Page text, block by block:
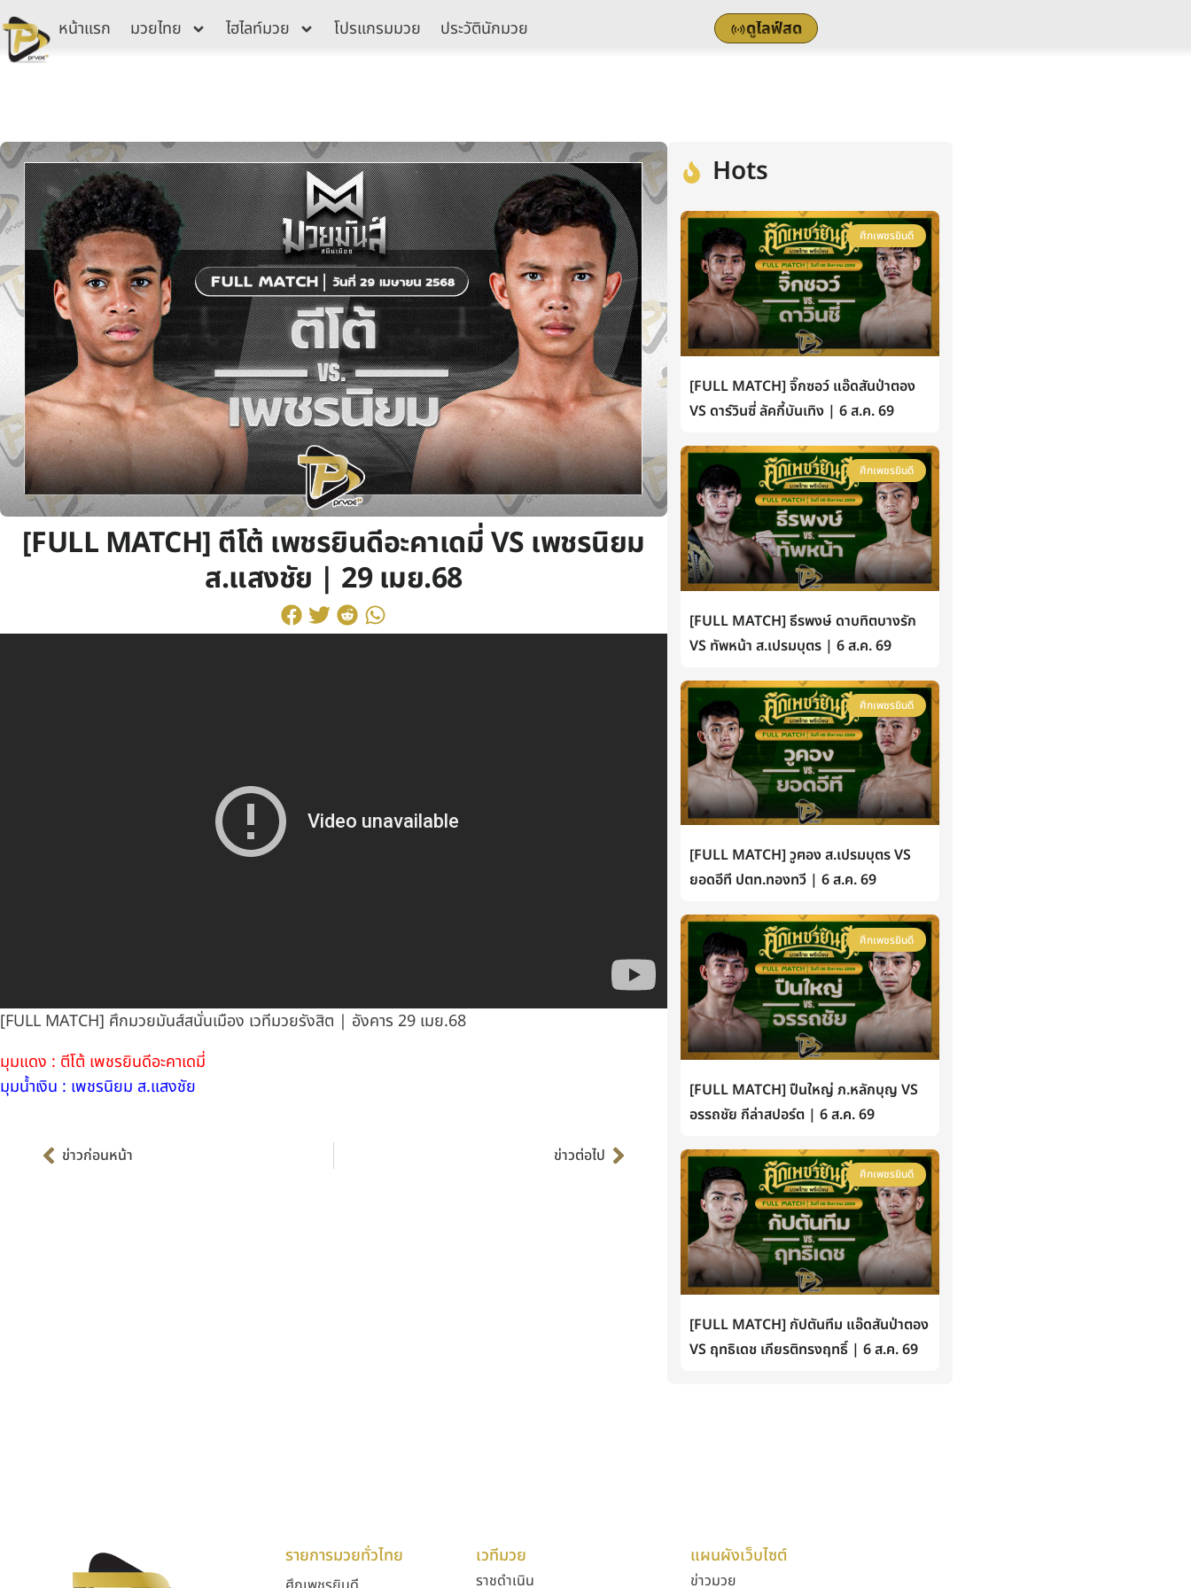
Skip
to
content
หน้าแรก มวยไทย ไฮไลท์มวย โปรแกรมมวย ประวัตินักมวย ดูไลฟ์สด
[FULL MATCH] ตีโต้ เพชรยินดีอะคาเดมี่ VS เพชรนิยม
ส.แสงชัย | 29 เมย.68
[FULL MATCH] ศึกมวยมันส์สนั่นเมือง เวทีมวยรังสิต | อังคาร 29 เมย.68
มุมแดง : ตีโต้ เพชรยินดีอะคาเดมี่
มุมน้ำเงิน : เพชรนิยม ส.แสงชัย
ข่าวก่อนหน้า ข่าวต่อไป
Hots
ศึกเพชรยินดี
[FULL MATCH] จิ๊กซอว์ แอ๊ดสันป่าตอง
VS ดาร์วินซี่ ลัคกี้บันเทิง | 6 ส.ค. 69
ศึกเพชรยินดี
[FULL MATCH] ธีรพงษ์ ดาบทิตบางรัก
VS ทัพหน้า ส.เปรมบุตร | 6 ส.ค. 69
ศึกเพชรยินดี
[FULL MATCH] วูฅอง ส.เปรมบุตร VS
ยอดอีที ปตท.ทองทวี | 6 ส.ค. 69
ศึกเพชรยินดี
[FULL MATCH] ปืนใหญ่ ภ.หลักบุญ VS
อรรถชัย กีล่าสปอร์ต | 6 ส.ค. 69
ศึกเพชรยินดี
[FULL MATCH] กัปตันทีม แอ๊ดสันป่าตอง
VS ฤทธิเดช เกียรติทรงฤทธิ์ | 6 ส.ค. 69
รายการมวยทั่วไทย เวทีมวย
ราชดำเนิน
แผนผังเว็บไซต์
ข่าวมวย